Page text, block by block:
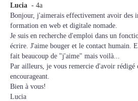
Lucia - 4a
Bonjour, j'aimerais effectivement avoir des
formation en web et digitale nomade.
Je suis en recherche d'emploi dans un
écrire. J'aime bouger et le contact humain.
fait beaucoup de "j'aime" mais voilà...
Par ailleurs, je vous remercie d'avoir
encourageant.
Bien à vous!
Lucia